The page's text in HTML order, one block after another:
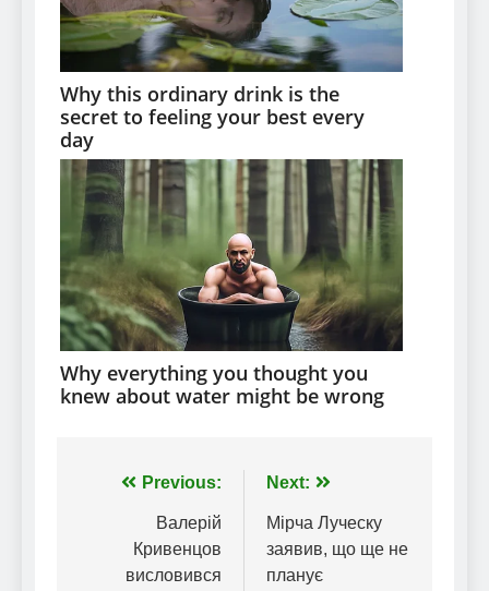
Навігація
записів
Previous:
Валерій
Кривенцов
висловився
Next:
Мірча Луческу
заявив, що ще не
планує